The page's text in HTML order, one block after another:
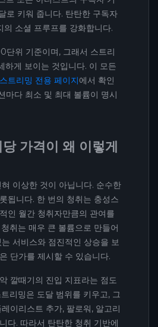
로 키워 줍니다. 탄탄한 구독자
의 소셜 프루프를 강화합니다.
단위 기준이며, 그래서 스트리
하게 보이는 것입니다. 이 모든
트리밍 전용 페이지에서 확인
마다 최소 및 최대 볼륨이 명시
가격이 왜 이렇게
이상한 것이 아닙니다. 순수한
됩니다. 한 번의 청취는 충성스
인 월간 청취자만큼의 관여를
취는 매우 큰 볼륨으로 만들어
서비스와 점진적인 상승을 보
단가를 제시할 수 있습니다.
깔때기의 진입 지표라는 점도
리밍은 도달 범위를 키우고, 그
이리스트 추가, 팔로워, 알고리
다. 따라서 탄탄한 청취 기반에